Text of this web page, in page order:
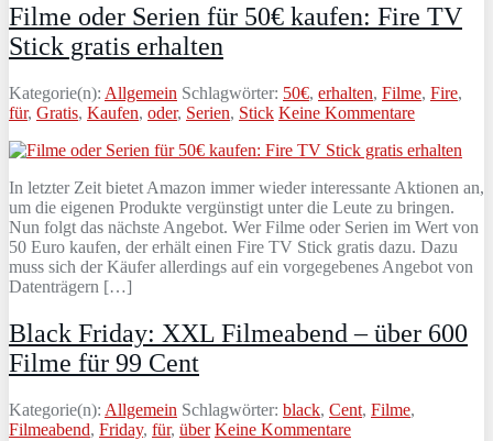
Filme oder Serien für 50€ kaufen: Fire TV
Stick gratis erhalten
Kategorie(n): Allgemein Schlagwörter: 50€, erhalten, Filme, Fire,
für, Gratis, Kaufen, oder, Serien, Stick Keine Kommentare
In letzter Zeit bietet Amazon immer wieder interessante Aktionen an,
um die eigenen Produkte vergünstigt unter die Leute zu bringen.
Nun folgt das nächste Angebot. Wer Filme oder Serien im Wert von
50 Euro kaufen, der erhält einen Fire TV Stick gratis dazu. Dazu
muss sich der Käufer allerdings auf ein vorgegebenes Angebot von
Datenträgern […]
Black Friday: XXL Filmeabend – über 600
Filme für 99 Cent
Kategorie(n): Allgemein Schlagwörter: black, Cent, Filme,
Filmeabend, Friday, für, über Keine Kommentare